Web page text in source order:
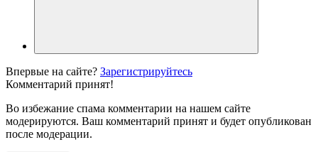
Впервые на сайте? Зарегистрируйтесь
Комментарий принят!
Во избежание спама комментарии на нашем сайте
модерируются. Ваш комментарий принят и будет опубликован
после модерации.